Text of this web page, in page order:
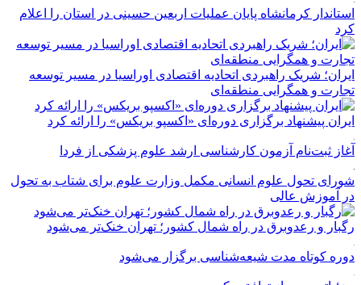
استاندار کرمانشاه پایان عملیات اربعین حسینی در استان را اعلام
کرد
ایران؛ شریک راهبردی اتحادیه اقتصادی اوراسیا در مسیر توسعه
تجارت و همگرایی منطقه‌ای
ایران پیشنهاد برگزاری دوره‌ای «اکسپو بریکس» را ارائه کرد
آغاز ثبت‌نام‌ آزمون کارشناسی ارشد علوم پزشکی از فردا
شورای تحول علوم انسانی مکمل وزارت علوم برای شتاب به تحول
در آموزش عالی
رگبار و رعدوبرق در راه شمال کشور؛ تهران خنک‌تر می‌شود
دوره کوتاه مدت شیعه‌شناسی برگزار می‌شود